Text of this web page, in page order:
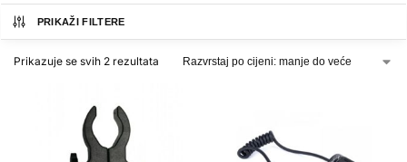
PRIKAŽI FILTERE
Prikazuje se svih 2 rezultata